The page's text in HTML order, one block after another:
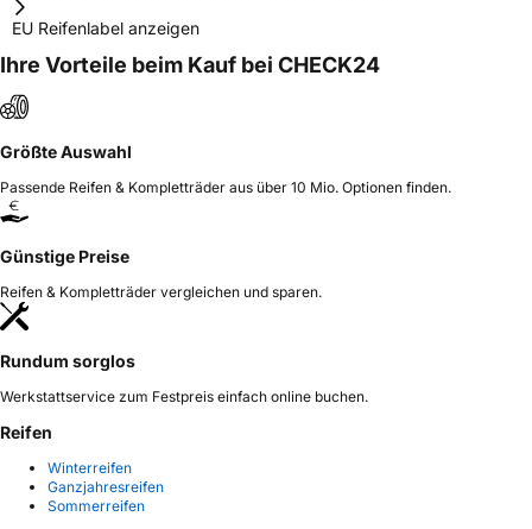
EU Reifenlabel anzeigen
Ihre Vorteile beim Kauf bei CHECK24
Größte Auswahl
Passende Reifen & Kompletträder aus über 10 Mio. Optionen finden.
Günstige Preise
Reifen & Kompletträder vergleichen und sparen.
Rundum sorglos
Werkstattservice zum Festpreis einfach online buchen.
Reifen
Winterreifen
Ganzjahresreifen
Sommerreifen